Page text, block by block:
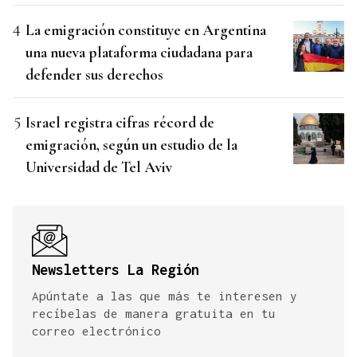
La emigración constituye en Argentina
una nueva plataforma ciudadana para
defender sus derechos
Israel registra cifras récord de
emigración, según un estudio de la
Universidad de Tel Aviv
Newsletters La Región
Apúntate a las que más te interesen y
recíbelas de manera gratuita en tu
correo electrónico